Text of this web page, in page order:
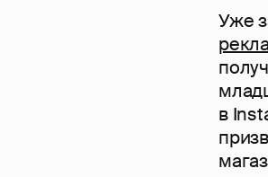
Уже
в